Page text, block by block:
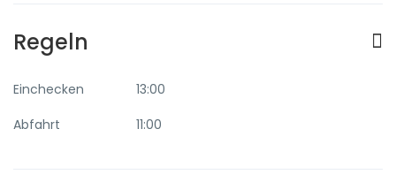
Regeln
Einchecken
13:00
Abfahrt
11:00